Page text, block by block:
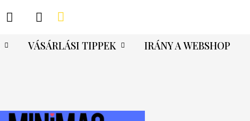
VÁSÁRLÁSI TIPPEK
IRÁNY A WEBSHOP